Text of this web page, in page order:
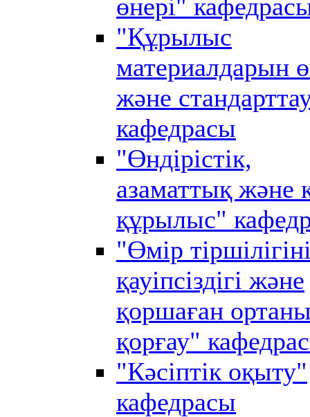
өнері"
"Құрылыс
материалдарын
және
кафедрасы
"Өндірістік,
азаматтық және
құрылыс"
"Өмір
қауіпсіздігі және
қоршаған
қорғау"
"Кәсіптік оқыту"
кафедрасы